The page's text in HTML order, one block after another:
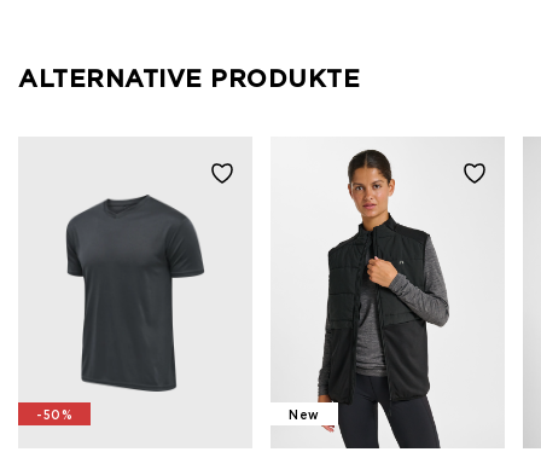
ALTERNATIVE PRODUKTE
-50% New